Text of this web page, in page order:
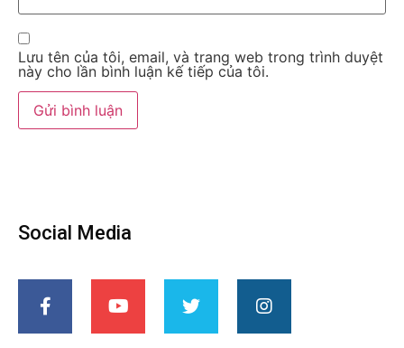
Lưu tên của tôi, email, và trang web trong trình duyệt
này cho lần bình luận kế tiếp của tôi.
Social Media